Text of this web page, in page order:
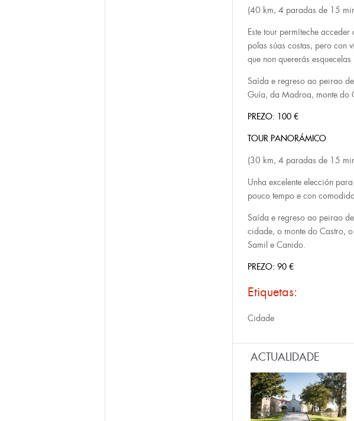
(40 km, 4 paradas de 15
Este tour permíteche
polas súas costas, pero con
que non quererás esquecelas
Saída e regreso ao peirao
Guía, da Madroa, monte do
PREZO: 100 €
TOUR PANORÁMICO
(30 km, 4 paradas de 15
Unha excelente elección
pouco tempo e con
Saída e regreso ao peirao
cidade, o monte do Castro,
Samil e Canido.
PREZO: 90 €
Etiquetas:
Cidade
ACTUALIDADE